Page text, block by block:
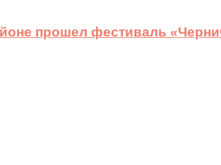
прошел фестиваль